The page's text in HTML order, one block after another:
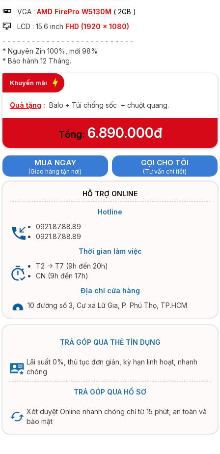
VGA : AMD FirePro W5130M ( 2GB )
LCD : 15.6 inch FHD (1920 x 1080)
- - - - - - - - - - - - - - - - - - - - - - - - - - -
* Nguyên Zin 100%, mới 98%
* Bảo hành 12 Tháng.
Khuyến mãi
Quà tặng : Balo + Túi chống sốc + chuột quang.
Tổng: 6.890.000đ
MUA NGAY
(Giao hàng tận nơi)
GỌI CHO TÔI
(Tư vấn chi tiết)
HỖ TRỢ ONLINE
Hotline
0921.87.88.89
0921.87.88.89
Thời gian làm việc
T2 -> T7 (9h đến 20h)
CN (9h đến 17h)
Địa chỉ cửa hàng
10 đường số 3, Cư xá Lữ Gia, P. Phú Thọ, TP.HCM
TRẢ GÓP QUA THẺ TÍN DỤNG
Lãi suất 0%, thủ tục đơn giản, kỳ hạn linh hoạt, nhanh
chóng
TRẢ GÓP QUA HỒ SƠ
Xét duyệt Online nhanh chóng chỉ từ 15 phút, an toàn và
bảo mật